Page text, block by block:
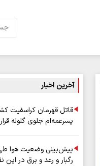
آخرین اخبار
قاتل قهرمان کراسفیت
پسرعمه‌ام جلوی گلوله
پیش‌بینی وضعیت هوا طی
رگبار و رعد و برق در این